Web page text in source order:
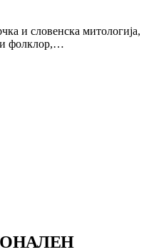
и словенска митологија,
и фолклор,…